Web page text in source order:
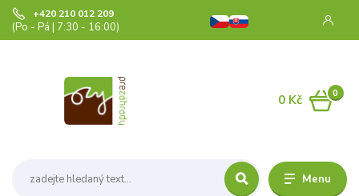
Menu
+420 210 012 209
(Po - Pá | 7:30 - 16:00)
0
0 Kč